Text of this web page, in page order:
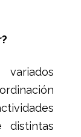
distintas